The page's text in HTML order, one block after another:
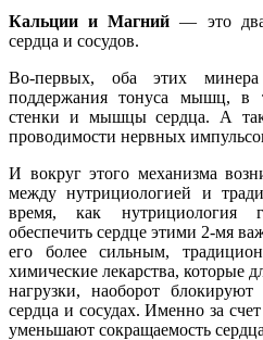
Кальции и Магний — это
сердца и сосудов.
Во-первых, оба этих
поддержания тонуса мышц, в
стенки и мышцы сердца. А
проводимости нервных
И вокруг этого механизма
между нутрициологией и
время, как нутрициология
обеспечить сердце этими 2-мя
его более сильным,
химические лекарства, которые
нагрузки, наоборот
сердца и сосудах. Именно за
уменьшают сокращаемость